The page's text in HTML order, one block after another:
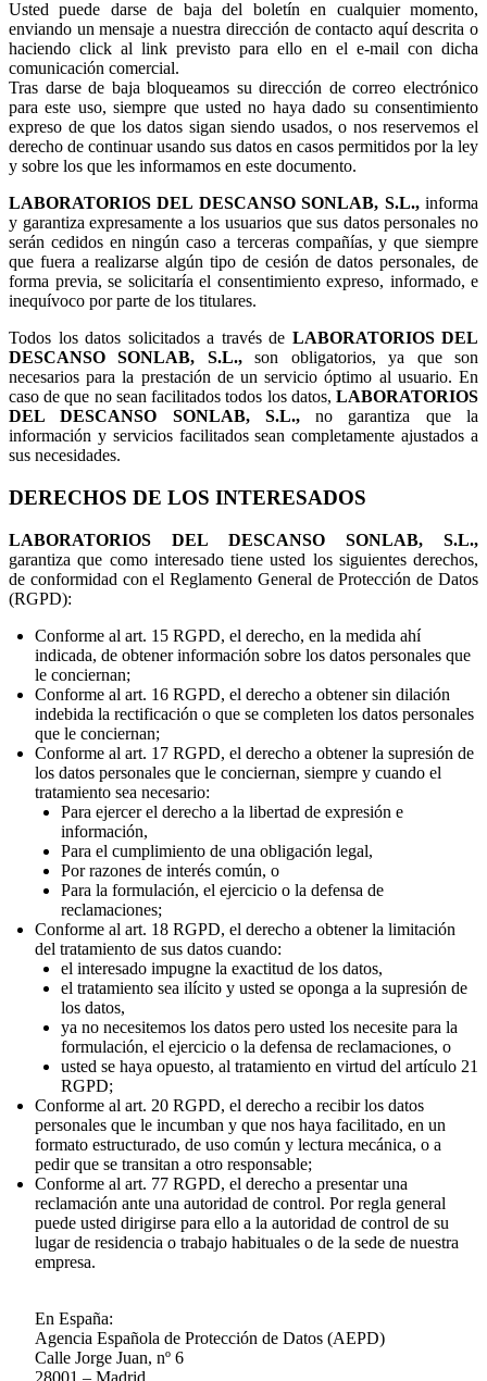
Usted puede darse de baja del boletín en cualquier momento,
enviando un mensaje a nuestra dirección de contacto aquí descrita o
haciendo click al link previsto para ello en el e-mail con dicha
comunicación comercial.
Tras darse de baja bloqueamos su dirección de correo electrónico
para este uso, siempre que usted no haya dado su consentimiento
expreso de que los datos sigan siendo usados, o nos reservemos el
derecho de continuar usando sus datos en casos permitidos por la ley
y sobre los que les informamos en este documento.
LABORATORIOS DEL DESCANSO SONLAB, S.L.,informa
y garantiza expresamente a los usuarios que sus datos personales no
serán cedidos en ningún caso a terceras compañías, y que siempre
que fuera a realizarse algún tipo de cesión de datos personales, de
forma previa, se solicitaría el consentimiento expreso, informado, e
inequívoco por parte de los titulares.
Todos los datos solicitados a través de LABORATORIOS DEL
DESCANSO SONLAB, S.L.,son obligatorios, ya que son
necesarios para la prestación de un servicio óptimo al usuario. En
caso de que no sean facilitados todos los datos, LABORATORIOS
DEL DESCANSO SONLAB, S.L.,no garantiza que la
información y servicios facilitados sean completamente ajustados a
sus necesidades.
DERECHOS DE LOS INTERESADOS
LABORATORIOS DEL DESCANSO SONLAB, S.L.,
garantiza que como interesado tiene usted los siguientes derechos,
de conformidad con el Reglamento General de Protección de Datos
(RGPD):
Conforme al art. 15 RGPD, el derecho, en la medida ahí
indicada, de obtener información sobre los datos personales que
le conciernan;
Conforme al art. 16 RGPD, el derecho a obtener sin dilación
indebida la rectificación o que se completen los datos personales
que le conciernan;
Conforme al art. 17 RGPD, el derecho a obtener la supresión de
los datos personales que le conciernan, siempre y cuando el
tratamiento sea necesario:
Para ejercer el derecho a la libertad de expresión e
información,
Para el cumplimiento de una obligación legal,
Por razones de interés común, o
Para la formulación, el ejercicio o la defensa de
reclamaciones;
Conforme al art. 18 RGPD, el derecho a obtener la limitación
del tratamiento de sus datos cuando:
el interesado impugne la exactitud de los datos,
el tratamiento sea ilícito y usted se oponga a la supresión de
los datos,
ya no necesitemos los datos pero usted los necesite para la
formulación, el ejercicio o la defensa de reclamaciones, o
usted se haya opuesto, al tratamiento en virtud del artículo 21
RGPD;
Conforme al art. 20 RGPD, el derecho a recibir los datos
personales que le incumban y que nos haya facilitado, en un
formato estructurado, de uso común y lectura mecánica, o a
pedir que se transitan a otro responsable;
Conforme al art. 77 RGPD, el derecho a presentar una
reclamación ante una autoridad de control. Por regla general
puede usted dirigirse para ello a la autoridad de control de su
lugar de residencia o trabajo habituales o de la sede de nuestra
empresa.
En España:
Agencia Española de Protección de Datos (AEPD)
Calle Jorge Juan, nº 6
28001 – Madrid